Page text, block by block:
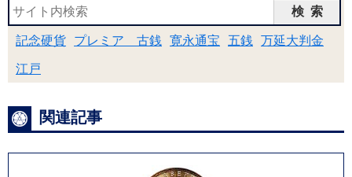
検索
記念硬貨 プレミア 古銭 寛永通宝 五銭 万延大判金
江戸
関連記事